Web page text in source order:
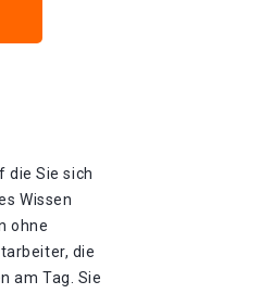
die Sie sich
Wissen
ohne
die
am Tag. Sie